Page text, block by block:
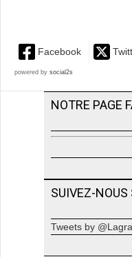
Facebook
powered by social2s
NOTRE PAGE
SUIVEZ-NOUS
Tweets by